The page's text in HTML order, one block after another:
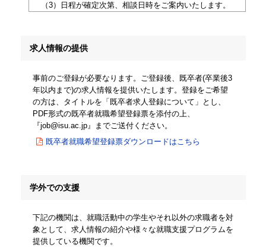
（3）日程が確定次第、相談日時をご案内いたします。
求人情報の提供
事前のご登録が必要なります。ご登録後、既卒者(卒業後3
年以内まで)の求人情報を提供いたします。登録をご希望
の方は、タイトルを「既卒者求人登録について」とし、
PDF形式の既卒者就職希望登録票を添付の上、
『job@isu.ac.jp』までご送付ください。
既卒者就職希望登録票ダウンロードはこちら
学外での支援
下記の機関は、就職活動中の学生やそれ以外の求職者を対
象として、求人情報の紹介や様々な就職支援プログラムを
提供している機関です。